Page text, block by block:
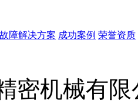
故障解决方案 成功案例 荣誉资质
密机械有限